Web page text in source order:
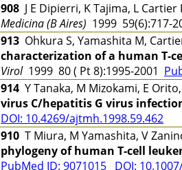
908 J E Dipierri, K Tajima, L
Medicina (B Aires) 1999 59(6):717-
913 Ohkura S, Yamashita M,
characterization of a human T-
Virol1999 80 ( Pt 8):1995-2001
914 Y Tanaka, M Mizokami, E
virus C/hepatitis G virus
DOI: 10.4269/ajtmh.1998.59.462
910 T Miura, M Yamashita, V
phylogeny of human T-cell
PubMed ID: 9071015 DOI: